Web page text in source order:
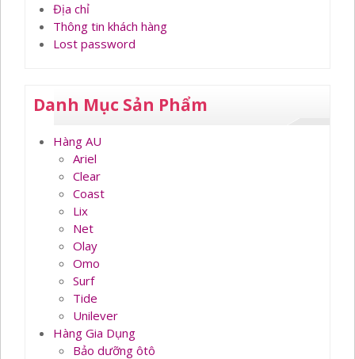
Địa chỉ
Thông tin khách hàng
Lost password
Danh Mục Sản Phẩm
Hàng AU
Ariel
Clear
Coast
Lix
Net
Olay
Omo
Surf
Tide
Unilever
Hàng Gia Dụng
Bảo dưỡng ôtô